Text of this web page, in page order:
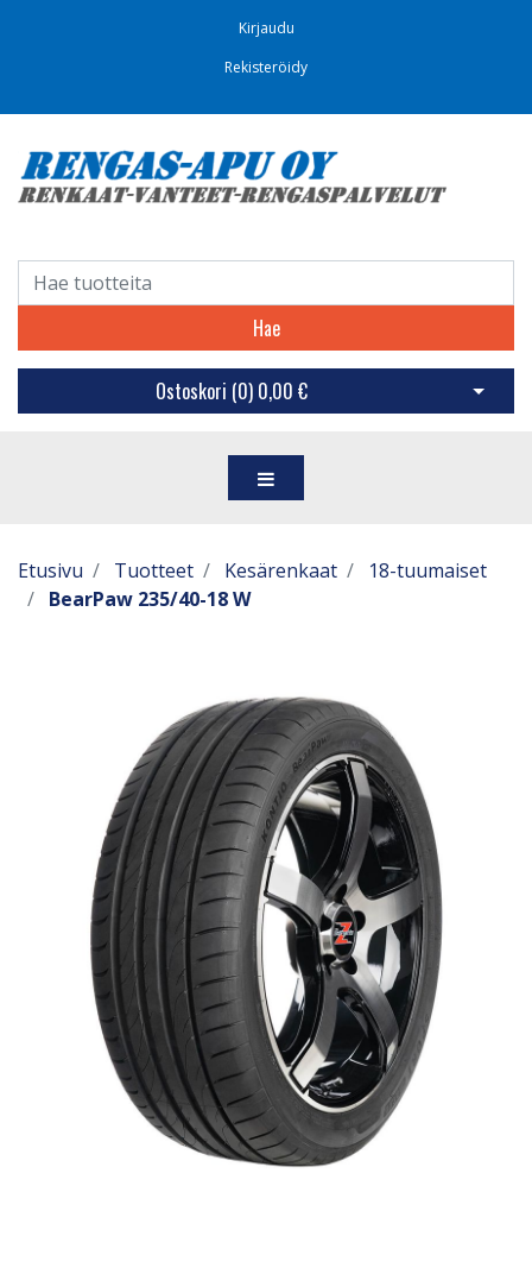
Kirjaudu
Rekisteröidy
Hae
Ostoskori (0) 0,00 € Avaa
Etusivu Tuotteet Kesärenkaat
18-tuumaiset
BearPaw 235/40-18 W